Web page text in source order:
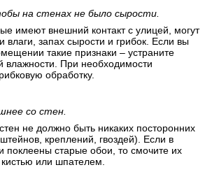
на стенах не было сырости.
имеют внешний контакт с улицей, могут
влаги, запах сырости и грибок. Если вы
такие признаки – устраните
влажности. При необходимости
обработку.
со стен.
не должно быть никаких посторонних
креплений, гвоздей). Если в
старые обои, то смочите их
или шпателем.